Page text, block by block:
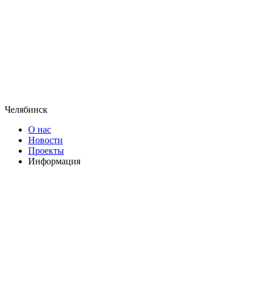
Челябинск
О нас
Новости
Проекты
Информация